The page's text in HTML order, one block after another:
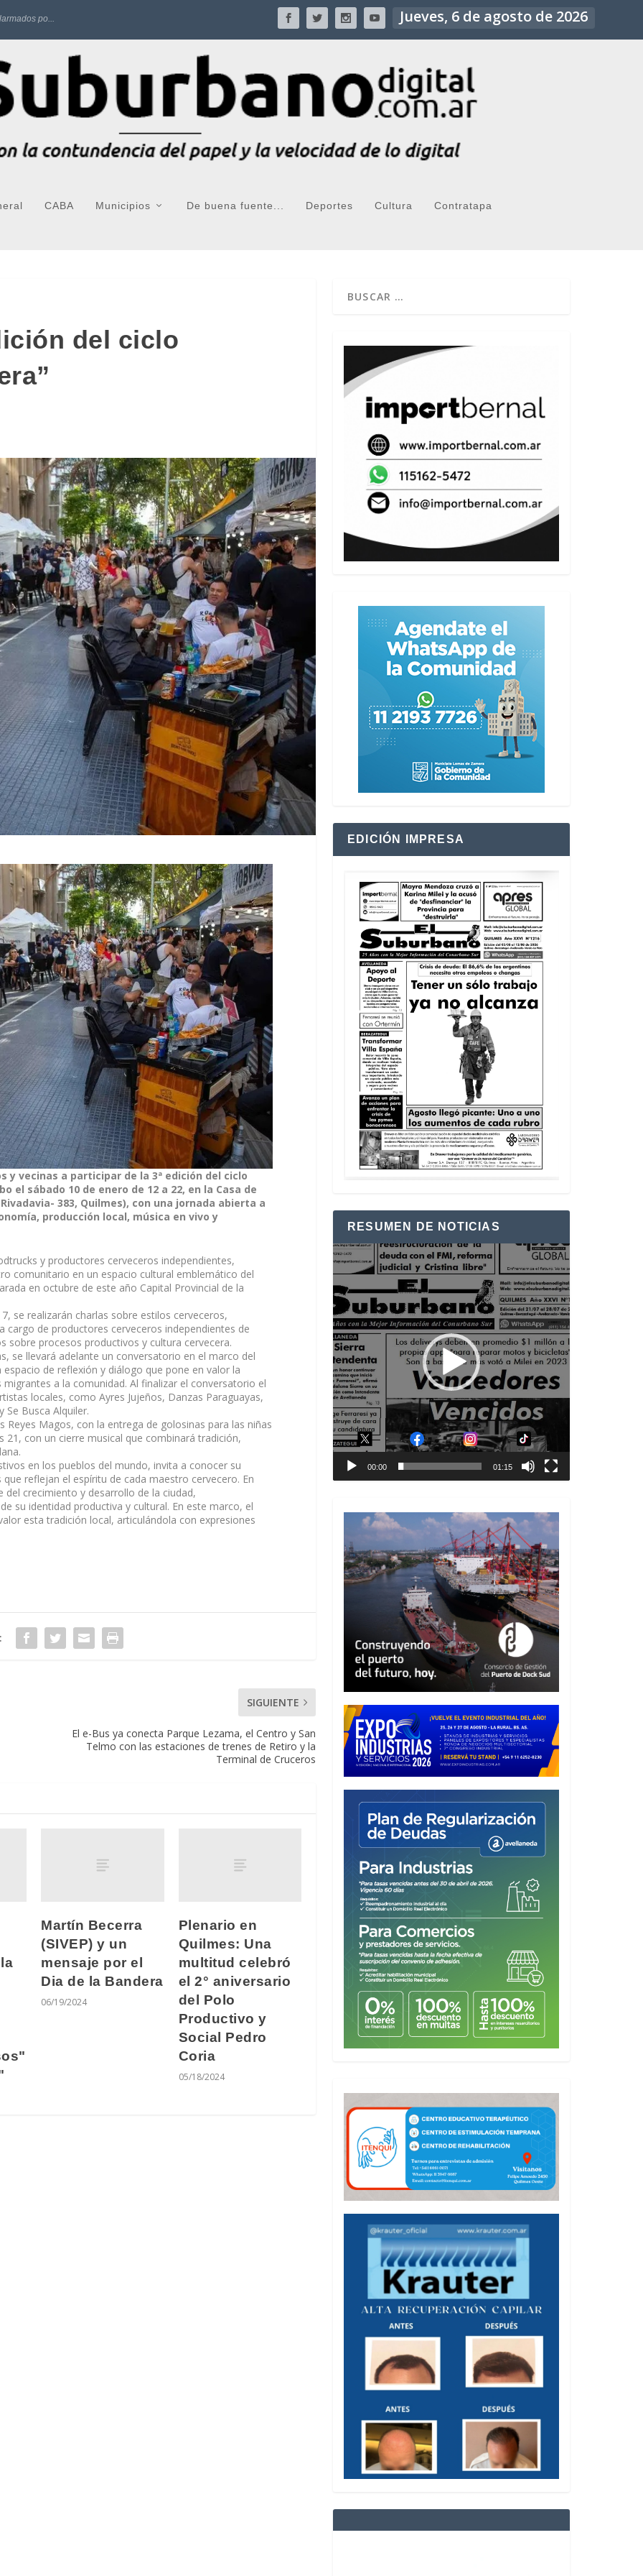
po... Jueves, 6 de agosto de 2026
CABA Municipios De buena fuente... Deportes Cultura Contratapa
del ciclo
y vecinas a participar de la 3ª edición del ciclo
el sábado 10 de enero de 12 a 22, en la Casa de
383, Quilmes), con una jornada abierta a
producción local, música en vivo y
y productores cerveceros independientes,
comunitario en un espacio cultural emblemático del
en octubre de este año Capital Provincial de la
se realizarán charlas sobre estilos cerveceros,
cargo de productores cerveceros independientes de
sobre procesos productivos y cultura cervecera.
se llevará adelante un conversatorio en el marco del
de reflexión y diálogo que pone en valor la
a la comunidad. Al finalizar el conversatorio el
locales, como Ayres Jujeños, Danzas Paraguayas,
Se Busca Alquiler.
Reyes Magos, con la entrega de golosinas para las niñas
21, con un cierre musical que combinará tradición,
en los pueblos del mundo, invita a conocer su
reflejan el espíritu de cada maestro cervecero. En
crecimiento y desarrollo de la ciudad,
su identidad productiva y cultural. En este marco, el
esta tradición local, articulándola con expresiones
SIGUIENTE
El e-Bus ya conecta Parque Lezama, el Centro y San
Telmo con las estaciones de trenes de Retiro y la
Terminal de Cruceros
Martín Becerra
(SIVEP) y un
mensaje por el
Dia de la Bandera
06/19/2024
Plenario en
Quilmes: Una
multitud celebró
el 2° aniversario
del Polo
Productivo y
Social Pedro
Coria
05/18/2024
EDICIÓN IMPRESA
RESUMEN DE NOTICIAS
Reproductor
de
vídeo
00:00 01:15